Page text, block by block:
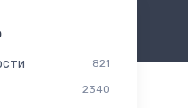
821
2340